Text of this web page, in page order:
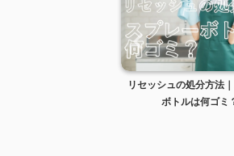
リセッシュの処分方法
ボトルは何ゴミ